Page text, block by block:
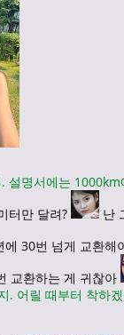
설명서에는
터만 달려?
난
30번 넘게 교환해
교환하는 게 귀찮아
. 어릴 때부터 착하